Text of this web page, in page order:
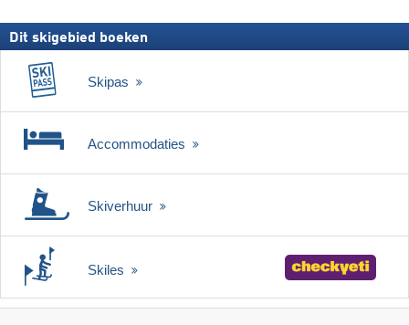
Dit skigebied boeken
Skipas
Accommodaties
Skiverhuur
Skiles